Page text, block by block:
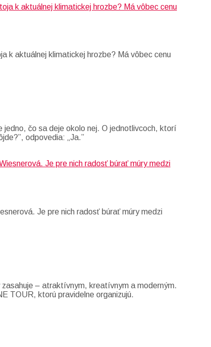
k aktuálnej klimatickej hrozbe? Má vôbec cenu
čo sa deje okolo nej. O jednotlivcoch, ktorí
odpovedia: „Ja.”
Je pre nich radosť búrať múry medzi
– atraktívnym, kreatívnym a moderným.
TOUR, ktorú pravidelne organizujú.